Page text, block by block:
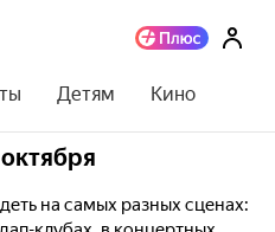
Детям Кино
на самых разных сценах: